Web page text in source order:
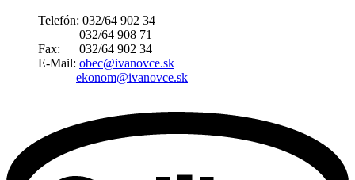
Telefón: 032/64 902 34
032/64 908 71
Fax: 032/64 902 34
E-Mail: obec@ivanovce.sk
ekonom@ivanovce.sk